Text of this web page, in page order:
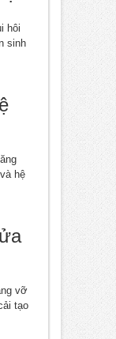
hôi
sinh
hệ
vỡ
tạo